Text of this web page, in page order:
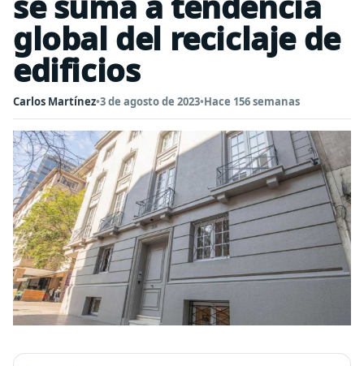
global del reciclaje de
edificios
Carlos Martínez•3 de agosto de 2023•Hace 156 semanas